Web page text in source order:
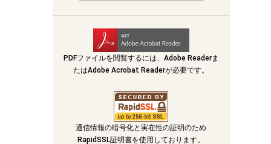
PDFファイルを閲覧するには、Adobe Readerま
たはAdobe Acrobat Readerが必要です。
通信情報の暗号化と実在性の証明のため
RapidSSL証明書を使用しております。